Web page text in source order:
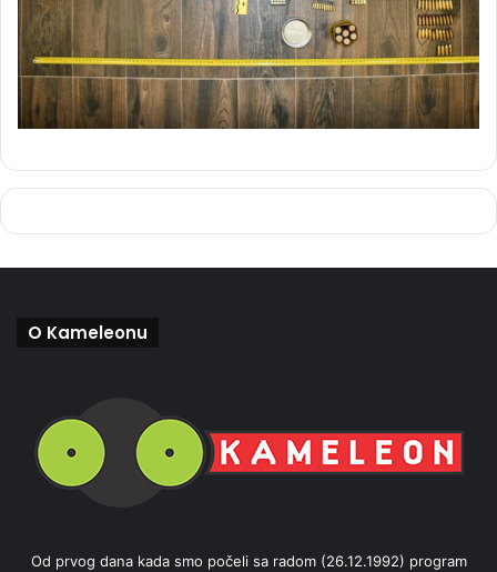
O Kameleonu
Od prvog dana kada smo počeli sa radom (26.12.1992) program